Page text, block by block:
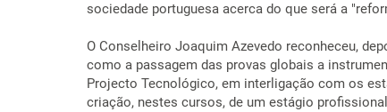
sociedade portuguesa acerca do que será a
O Conselheiro Joaquim Azevedo reconheceu,
como a passagem das provas globais a
Projecto Tecnológico, em interligação com os
criação, nestes cursos, de um estágio